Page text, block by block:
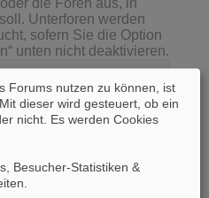
die Foren aus, in
Unterforen werden
sofern Sie die Option
unten nicht deaktivieren.
Forums nutzen zu können, ist
dieser wird gesteuert, ob ein
nicht. Es werden Cookies
Besucher-Statistiken &